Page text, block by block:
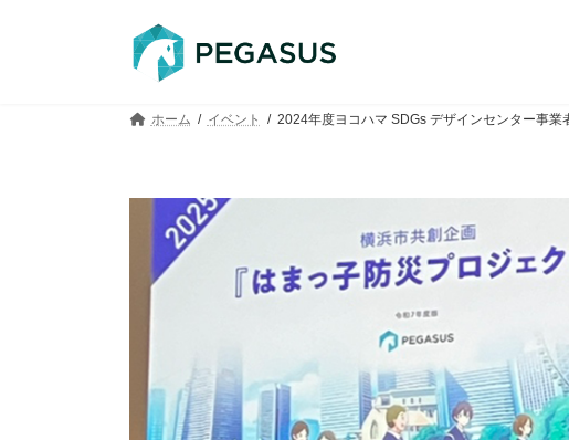
ホーム イベント 2024年度ヨコハマ SDGs デザインセンター事業